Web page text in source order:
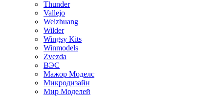
Thunder
Vallejo
Weizhuang
Wilder
Wingsy Kits
Winmodels
Zvezda
ВЭС
Мажор Моделс
Микродизайн
Мир Моделей